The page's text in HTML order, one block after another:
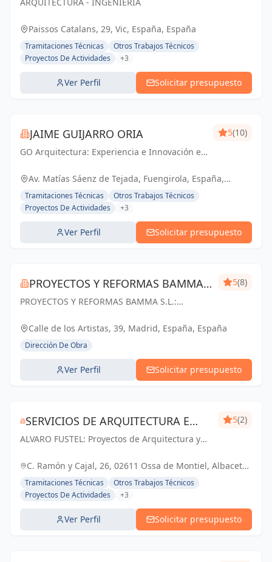
SL
Paissos Catalans, 29, Vic, España, España
Tramitaciones Técnicas
Otros Trabajos Técnicos
Proyectos De Actividades
+3
Ver Perfil Solicitar presupuesto
JAIME GUIJARRO ORIA
GO Arquitectura: Experiencia e Innovación en
urbanísticas. Con Seriedad, Confianza,
Rapidez y Economía como pilares, ofrecemos
soluciones...
5(10)
Av. Matías Sáenz de Tejada, Fuengirola, España,
España
Tramitaciones Técnicas
Otros Trabajos Técnicos
Proyectos De Actividades
+3
Ver Perfil Solicitar presupuesto
PROYECTOS Y REFORMAS BAMMA
S.L.
PROYECTOS Y REFORMAS BAMMA S.L.:
espacios en Madrid. Tu visión, nuestra pasión.
5(8)
Calle de los Artistas, 39, Madrid, España, España
Dirección De Obra
Ver Perfil Solicitar presupuesto
SERVICIOS DE ARQUITECTURA E
INMOBILIARIA ÁLVARO FUSTEL
ALVARO FUSTEL: Proyectos de Arquitectura y
y Madrid
5(2)
C. Ramón y Cajal, 26, 02611 Ossa de Montiel, Albacete,
España, España
Tramitaciones Técnicas
Otros Trabajos Técnicos
Proyectos De Actividades
+3
Ver Perfil Solicitar presupuesto